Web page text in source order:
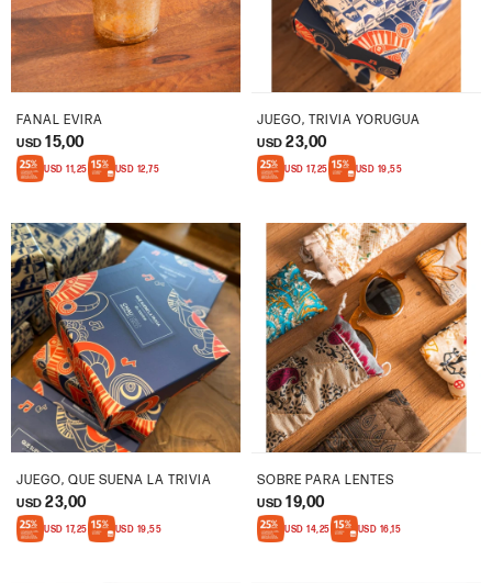
FANAL EVIRA
USD 15,00
USD 11,25 USD 12,75
JUEGO, TRIVIA YORUGUA
USD 23,00
USD 17,25 USD 19,55
JUEGO, QUE SUENA LA TRIVIA
USD 23,00
USD 17,25 USD 19,55
SOBRE PARA LENTES
USD 19,00
USD 14,25 USD 16,15